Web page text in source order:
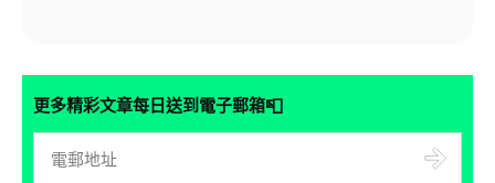
更多精彩文章每日送到電子郵箱📮